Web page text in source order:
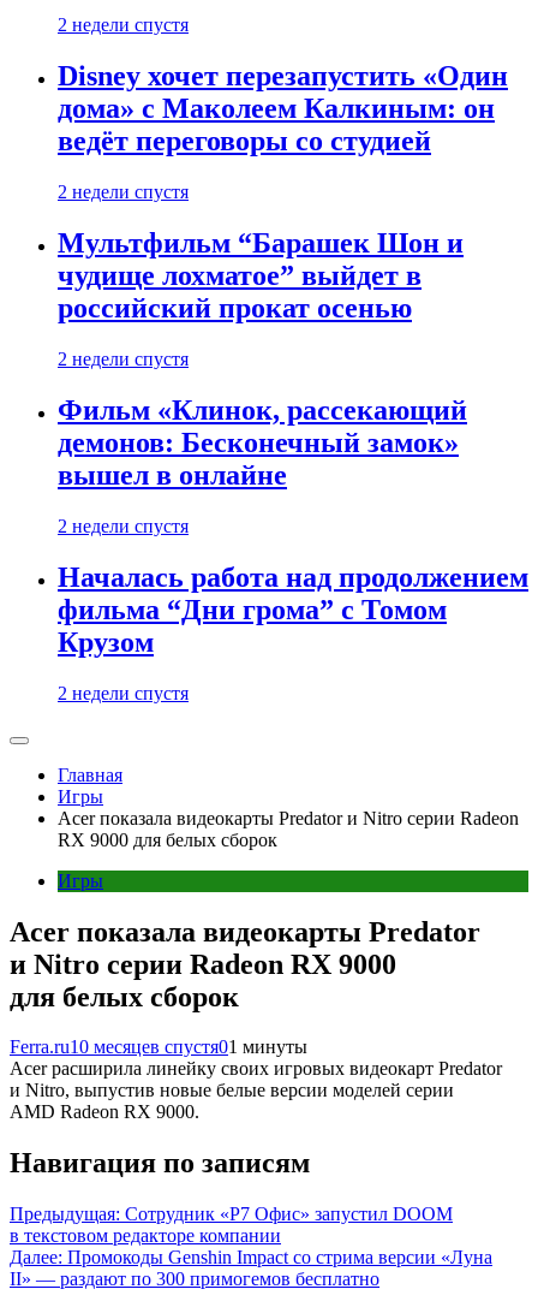
2 недели спустя
Disney хочет перезапустить «Один
дома» с Маколеем Калкиным: он
ведёт переговоры со студией
2 недели спустя
Мультфильм “Барашек Шон и
чудище лохматое” выйдет в
российский прокат осенью
2 недели спустя
Фильм «Клинок, рассекающий
демонов: Бесконечный замок»
вышел в онлайне
2 недели спустя
Началась работа над продолжением
фильма “Дни грома” с Томом
Крузом
2 недели спустя
Главная
Игры
Acer показала видеокарты Predator и Nitro серии Radeon
RX 9000 для белых сборок
Игры
Acer показала видеокарты Predator
и Nitro серии Radeon RX 9000
для белых сборок
Ferra.ru10 месяцев спустя01 минуты
Acer расширила линейку своих игровых видеокарт Predator
и Nitro, выпустив новые белые версии моделей серии
AMD Radeon RX 9000.
Навигация по записям
Предыдущая: Сотрудник «Р7 Офис» запустил DOOM
в текстовом редакторе компании
Далее: Промокоды Genshin Impact со стрима версии «Луна
II» — раздают по 300 примогемов бесплатно